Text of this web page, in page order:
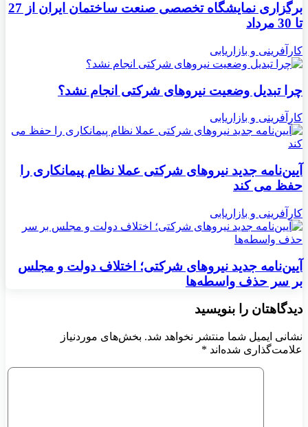
برگزاری نمایشگاه تخصصی صنعت ساختمان ایران از 27
تا 30 مرداد
کارآفرینی و بازاریابی
چرا تبدیل وضعیت نیروهای شرکتی انجام نشد؟
کارآفرینی و بازاریابی
آیین‌نامه جدید نیروهای شرکتی عملا نظام پیمانکاری را
حفظ می کند
کارآفرینی و بازاریابی
آیین‌نامه جدید نیروهای شرکتی؛ اختلاف دولت و مجلس
بر سر حذف واسطه‌ها
دیدگاهتان را بنویسید
نشانی ایمیل شما منتشر نخواهد شد. بخش‌های موردنیاز
علامت‌گذاری شده‌اند *